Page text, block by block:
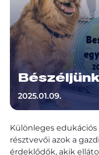
2025.01.09.
Különleges
résztvevői azok a
érdeklődők, akik